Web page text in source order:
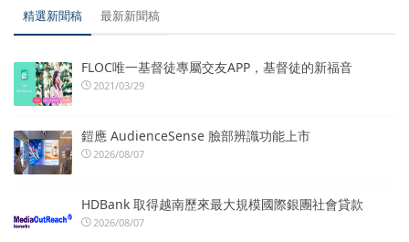
精選新聞稿 最新新聞稿
FLOC唯一基督徒專屬交友APP，基督徒的新福音
2021/03/29
鎧應 AudienceSense 臉部辨識功能上市
2026/08/07
HDBank 取得越南歷來最大規模國際銀團社會貸款
2026/08/07